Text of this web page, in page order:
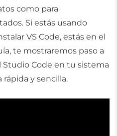
como para
Si estás usando
VS Code, estás en el
te mostraremos paso a
Studio Code en tu sistema
y sencilla.